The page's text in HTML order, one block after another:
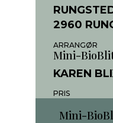
2960
ARRANGØR
Mini-
KAREN
PRIS
Mini-